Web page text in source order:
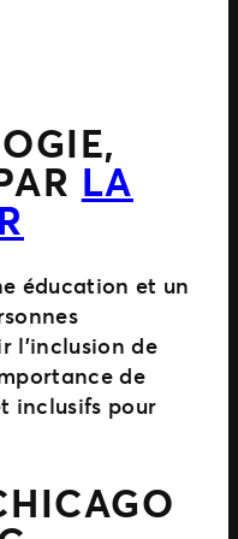
LA
éducation et un
l’inclusion de
de
inclusifs pour